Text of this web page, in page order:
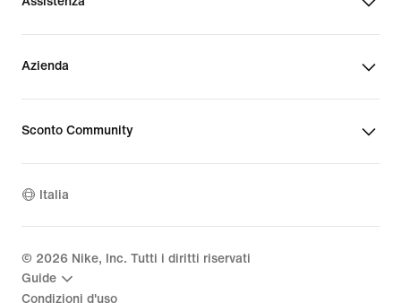
Azienda
Sconto Community
Italia
© 2026 Nike, Inc. Tutti i diritti riservati
Guide
Condizioni d'uso